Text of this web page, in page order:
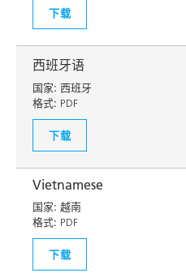
下载
西班牙语
国家: 西班牙
格式: PDF
下载
Vietnamese
国家: 越南
格式: PDF
下载